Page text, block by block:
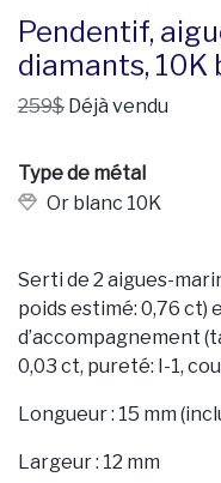
Pendentif,
diamants, 10K
259$ Déjà vendu
Type de métal
Or blanc 10K
Serti de 2 aigues-
poids estimé: 0,76 ct)
d’accompagnement
0,03 ct, pureté: I-1,
Longueur : 15 mm
Largeur : 12 mm